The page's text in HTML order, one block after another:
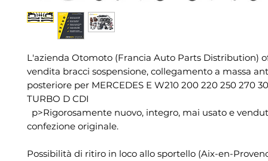
L'azienda Otomoto (Francia Auto Parts Distribution)
vendita bracci sospensione, collegamento a massa
posteriore per MERCEDES E W210 200 220 250 270
TURBO D CDI
p>Rigorosamente nuovo, integro, mai usato e
confezione originale.
Possibilità di ritiro in loco allo sportello (Aix-en-